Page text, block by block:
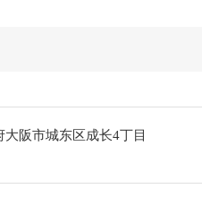
大阪市城东区成长4丁目